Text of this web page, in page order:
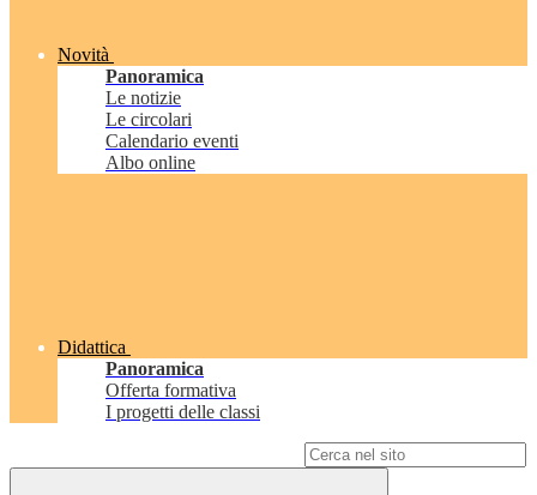
Novità
Panoramica
Le notizie
Le circolari
Calendario eventi
Albo online
Didattica
Panoramica
Offerta formativa
I progetti delle classi